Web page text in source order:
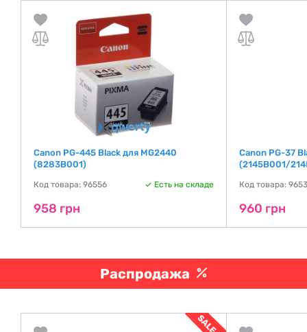
Canon PG-445 Black для MG2440
(8283B001)
Код товара: 96556 Есть на складе
958 грн
Canon PG-37
(2145B001/
Код товара:
960 грн
Распродажа